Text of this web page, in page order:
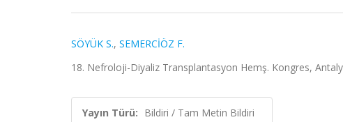
SÖYÜK S., SEMERCİÖZ F.
18. Nefroloji-Diyaliz Transplantasyon Hemş. Kongres,
Yayın Türü: Bildiri / Tam Metin Bildiri